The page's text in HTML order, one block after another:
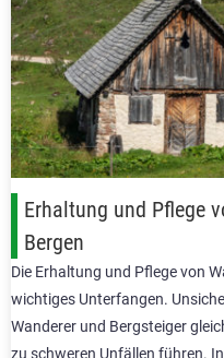
Erhaltung und Pflege
Bergen
Die Erhaltung und Pflege von
wichtiges Unterfangen.
Wanderer und Bergsteiger
zu schweren Unfällen führen.